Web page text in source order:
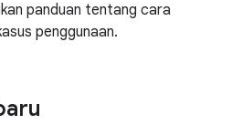
panduan tentang cara
penggunaan.